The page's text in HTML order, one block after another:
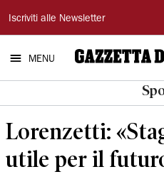
Gazzetta
di
Modena
Iscriviti alle Newsletter
MENU
Lorenzetti:
utile per il